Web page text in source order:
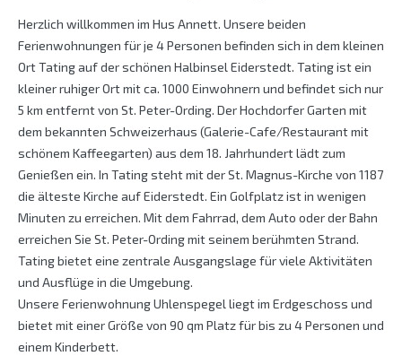
Herzlich willkommen im Hus Annett. Unsere beiden
Ferienwohnungen für je 4 Personen befinden sich in dem kleinen
Ort Tating auf der schönen Halbinsel Eiderstedt. Tating ist ein
kleiner ruhiger Ort mit ca. 1000 Einwohnern und befindet sich nur
5 km entfernt von St. Peter-Ording. Der Hochdorfer Garten mit
dem bekannten Schweizerhaus (Galerie-Cafe/Restaurant mit
schönem Kaffeegarten) aus dem 18. Jahrhundert lädt zum
Genießen ein. In Tating steht mit der St. Magnus-Kirche von 1187
die älteste Kirche auf Eiderstedt. Ein Golfplatz ist in wenigen
Minuten zu erreichen. Mit dem Fahrrad, dem Auto oder der Bahn
erreichen Sie St. Peter-Ording mit seinem berühmten Strand.
Tating bietet eine zentrale Ausgangslage für viele Aktivitäten
und Ausflüge in die Umgebung.
Unsere Ferienwohnung Uhlenspegel liegt im Erdgeschoss und
bietet mit einer Größe von 90 qm Platz für bis zu 4 Personen und
einem Kinderbett.